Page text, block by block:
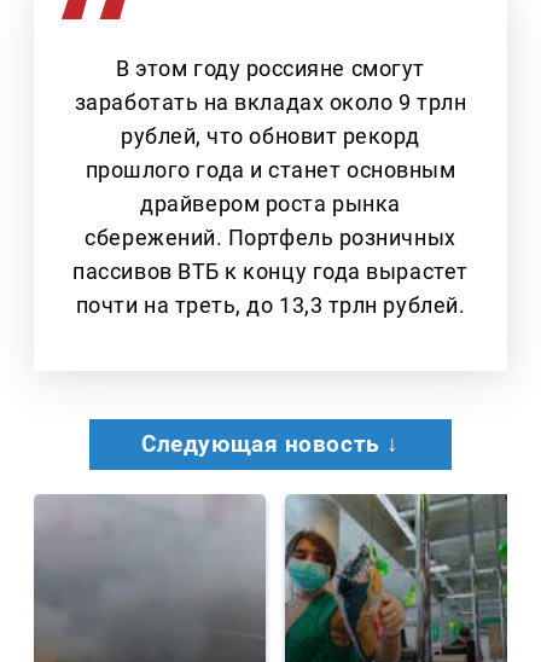
В этом году россияне смогут
заработать на вкладах около 9 трлн
рублей, что обновит рекорд
прошлого года и станет основным
драйвером роста рынка
сбережений. Портфель розничных
пассивов ВТБ к концу года вырастет
почти на треть, до 13,3 трлн рублей.
Следующая новость ↓